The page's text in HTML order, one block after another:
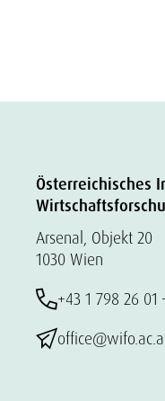
Österreichisches
Arsenal, Objekt 20
1030 Wien
+43 1 798 26 01